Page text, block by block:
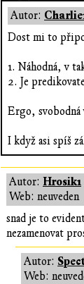
Autor:
Dost mi to
1. Náhodná, v
2. Je
Ergo, svobodná
I když asi spíš
Autor: Hrosik1
Web: neuveden
snad je to
nezamenovat
Autor:
Web: